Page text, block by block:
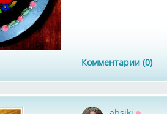
Комментарии (0)